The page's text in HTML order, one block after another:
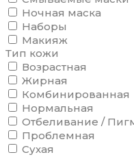
Ночная маска
Наборы
Макияж
Тип кожи
Возрастная
Жирная
Комбинированная
Нормальная
Отбеливание /
Проблемная
Сухая